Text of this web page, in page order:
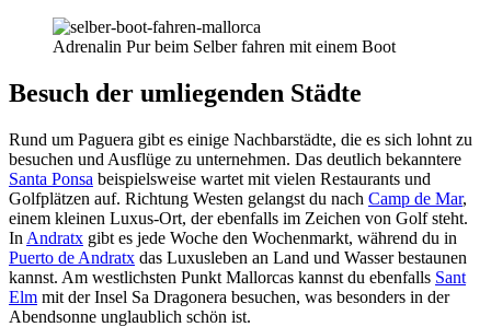
Adrenalin Pur beim Selber fahren mit einem Boot
Besuch der umliegenden Städte
Rund um Paguera gibt es einige Nachbarstädte, die es sich lohnt zu
besuchen und Ausflüge zu unternehmen. Das deutlich bekanntere
Santa Ponsa beispielsweise wartet mit vielen Restaurants und
Golfplätzen auf. Richtung Westen gelangst du nach Camp de Mar,
einem kleinen Luxus-Ort, der ebenfalls im Zeichen von Golf steht.
In Andratx gibt es jede Woche den Wochenmarkt, während du in
Puerto de Andratx das Luxusleben an Land und Wasser bestaunen
kannst. Am westlichsten Punkt Mallorcas kannst du ebenfalls Sant
Elm mit der Insel Sa Dragonera besuchen, was besonders in der
Abendsonne unglaublich schön ist.